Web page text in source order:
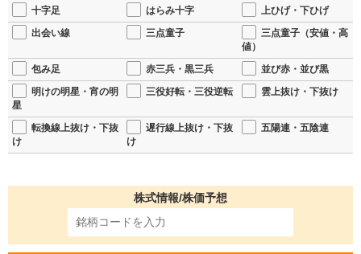
十字足 はらみ十字
上ひげ・下ひげ
出会い線
三点童子
三点童子（安値・高
値）
包み足
赤三兵・黒三兵
並び赤・並び黒
明けの明星・宵の明
星
三役好転・三役逆転 雲上抜け・下抜け
転換線上抜け・下抜
け
遅行線上抜け・下抜
け
五陽連・五陰連
株式情報/株価予想